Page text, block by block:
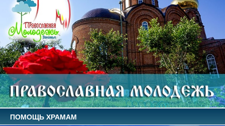
ПОМОЩЬ ХРАМАМ